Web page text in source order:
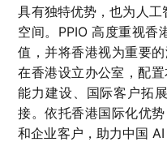
具有独特优势，也为人
空间。PPIO 高度重视香
值，并将香港视为重要
在香港设立办公室，配
能力建设、国际客户拓
接。依托香港国际化优
和企业客户，助力中国